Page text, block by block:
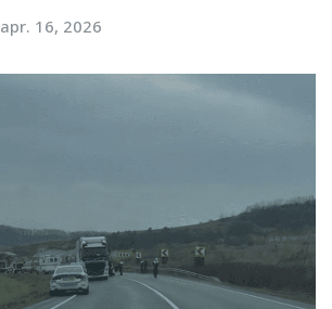
apr. 16, 2026